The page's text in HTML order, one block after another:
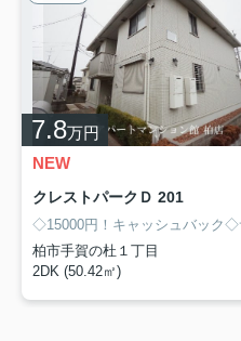
7.8万円
NEW
クレストパークＤ 201
柏市手賀の杜１丁目
2DK (50.42㎡)